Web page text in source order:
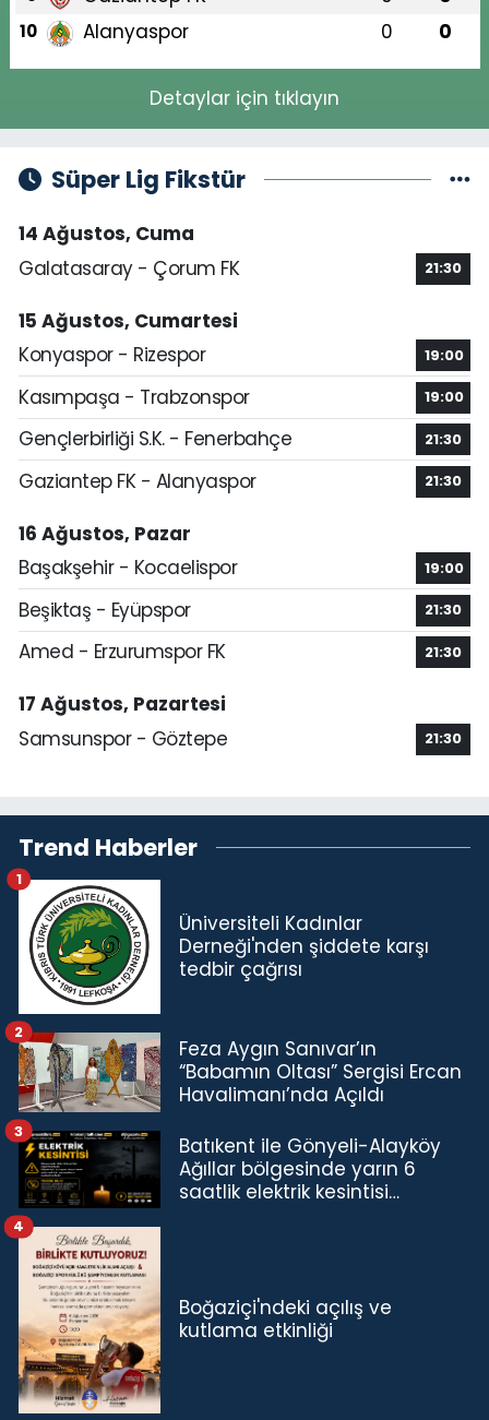
10 Alanyaspor 0 0
Detaylar için tıklayın
Süper Lig Fikstür
14 Ağustos, Cuma
Galatasaray - Çorum FK
21:30
15 Ağustos, Cumartesi
Konyaspor - Rizespor
19:00
Kasımpaşa - Trabzonspor 19:00
Gençlerbirliği S.K. - Fenerbahçe 21:30
Gaziantep FK - Alanyaspor 21:30
16 Ağustos, Pazar
Başakşehir - Kocaelispor
19:00
Beşiktaş - Eyüpspor 21:30
Amed - Erzurumspor FK 21:30
17 Ağustos, Pazartesi
Samsunspor - Göztepe
21:30
Trend Haberler
Üniversiteli Kadınlar
Derneği'nden şiddete karşı
tedbir çağrısı
1
Feza Aygın Sanıvar’ın
“Babamın Oltası” Sergisi Ercan
Havalimanı’nda Açıldı
2
Batıkent ile Gönyeli-Alayköy
Ağıllar bölgesinde yarın 6
saatlik elektrik kesintisi…
3
Boğaziçi'ndeki açılış ve
kutlama etkinliği
4